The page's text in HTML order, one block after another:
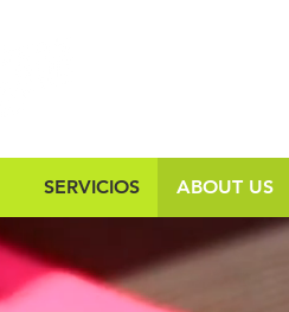
SERVICIOS ABOUT US